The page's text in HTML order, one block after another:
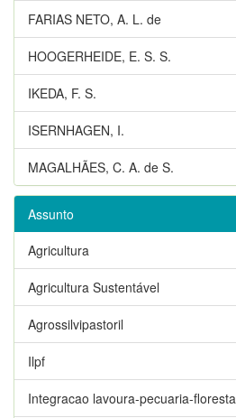
FARIAS NETO, A. L. de
HOOGERHEIDE, E. S. S.
IKEDA, F. S.
ISERNHAGEN, I.
MAGALHÃES, C. A. de S.
Assunto
Agricultura
Agricultura Sustentável
Agrossilvipastoril
Ilpf
Integracao lavoura-pecuaria-floresta